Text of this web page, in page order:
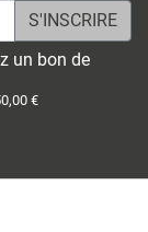
un bon de
€